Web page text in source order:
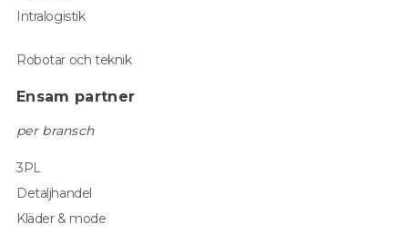
Intralogistik
Robotar och teknik
Ensam partner
per bransch
3PL
Detaljhandel
Kläder & mode